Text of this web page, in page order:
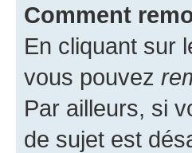
Comment
En cliquant sur
vous pouvez
Par ailleurs, si
de sujet est